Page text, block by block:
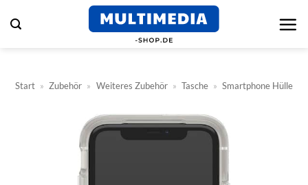
Inhalt
Start » Zubehör » Weiteres Zubehör » Tasche » Smartphone Hülle